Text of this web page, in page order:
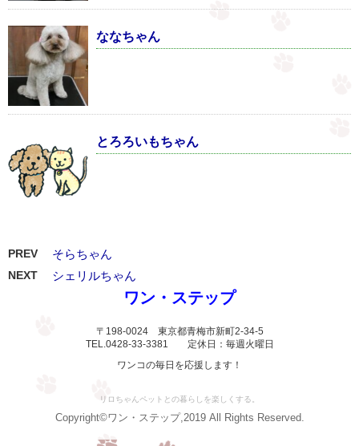
ななちゃん
とろろいもちゃん
PREV そらちゃん
NEXT シェリルちゃん
ワン・ステップ
〒198-0024 東京都青梅市新町2-34-5
TEL.0428-33-3381 定休日：毎週火曜日
ワンコの毎日を応援します！
リロちゃんペットとの暮らしを楽しくする。
Copyright©ワン・ステップ,2019 All Rights Reserved.